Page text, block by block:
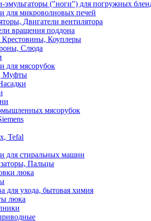
эмульгаторы ("ноги") для погружных
для микроволновых печей
Двигатели вентилятора
вращения поддона
Крестовины, Коуплеры
Слюда
для мясорубок
Муфты
мясорубок
Tefal
для стиральных машин
Пальцы
люка
для ухода, бытовая химия
люка